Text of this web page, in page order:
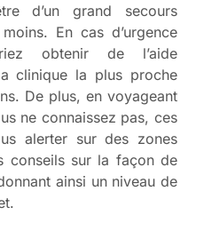
d’un grand secours
En cas d’urgence
obtenir de l’aide
clinique la plus proche
De plus, en voyageant
ne connaissez pas, ces
alerter sur des zones
conseils sur la façon de
ainsi un niveau de